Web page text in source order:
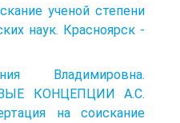
ученой степени
наук. Красноярск -
Владимировна.
КОНЦЕПЦИИ А.С.
на соискание